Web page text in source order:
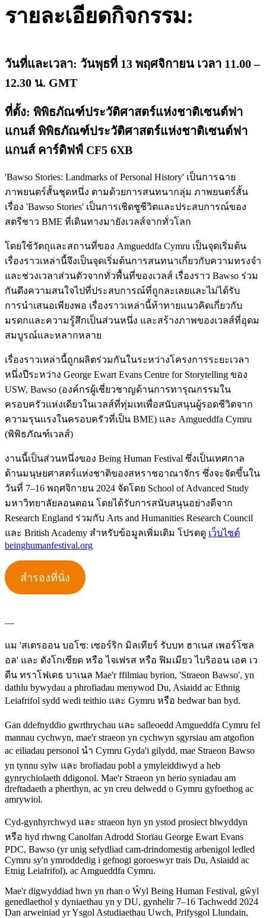
รายละเอียดกิจกรรม:
วันที่และเวลา: วันพุธที่ 13 พฤศจิกายน เวลา 11.00 –
12.30 น. GMT
ที่ตั้ง: พิพิธภัณฑ์ประวัติศาสตร์แห่งชาติเซนต์ฟา
แกนส์ พิพิธภัณฑ์ประวัติศาสตร์แห่งชาติเซนต์ฟา
แกนส์ คาร์ดิฟฟ์ CF5 6XB
'Bawso Stories: Landmarks of Personal History' เป็นการฉาย
ภาพยนตร์สั้นชุดหนึ่ง ตามด้วยการสนทนากลุ่ม ภาพยนตร์สั้น
เรื่อง 'Bawso Stories' เป็นการเชิดชูชีวิตและประสบการณ์ของ
สตรีชาว BME ที่เดินทางมายังเวลส์จากทั่วโลก
โดยใช้วัตถุและสถานที่ของ Amgueddfa Cymru เป็นจุดเริ่มต้น
เรื่องราวเหล่านี้จึงเป็นจุดเริ่มต้นการสนทนาเกี่ยวกับความทรงจำ
และช่วงเวลาส่วนตัวจากทั่วพื้นที่ของเวลส์ เรื่องราว Bawso ร่วม
กันดึงความสนใจไปที่ประสบการณ์ที่ถูกละเลยและไม่ได้รับ
การนำเสนอเพียงพอ เรื่องราวเหล่านี้ท้าทายแนวคิดเกี่ยวกับ
มรดกและความรู้สึกเป็นส่วนหนึ่ง และสร้างภาพของเวลส์ที่อุดม
สมบูรณ์และหลากหลาย
เรื่องราวเหล่านี้ถูกผลิตร่วมกันในระหว่างโครงการระยะเวลา
หนึ่งปีระหว่าง George Ewart Evans Centre for Storytelling ของ
USW, Bawso (องค์กรผู้เชี่ยวชาญด้านการทารุณกรรมใน
ครอบครัวแห่งเดียวในเวลส์ที่ทุ่มเทเพื่อสนับสนุนผู้รอดชีวิตจาก
ความรุนแรงในครอบครัวที่เป็น BME) และ Amgueddfa Cymru
(พิพิธภัณฑ์เวลส์)
งานนี้เป็นส่วนหนึ่งของ Being Human Festival ซึ่งเป็นเทศกาล
ด้านมนุษยศาสตร์แห่งชาติของสหราชอาณาจักร ซึ่งจะจัดขึ้นใน
วันที่ 7–16 พฤศจิกายน 2024 จัดโดย School of Advanced Study
มหาวิทยาลัยลอนดอน โดยได้รับการสนับสนุนอย่างดีจาก
Research England ร่วมกับ Arts and Humanities Research Council
และ British Academy สำหรับข้อมูลเพิ่มเติม โปรดดู เว็บไซต์
beinghumanfestival.org
สำรองที่นั่ง
—
แม 'สเตรออน บอโซ: เซอร์ริก มิลเทียร์ รับบท ฮาเนส เพอร์โซล
อล' และ ดังโกเซียด หรือ ไจเฟรส หรือ ฟิมเมียว ไบริออน เอค เว
ดีน ทราโฟเดธ บาเนล Mae'r ffilmiau byrion, 'Straeon Bawso', yn
dathlu bywydau a phrofiadau menywod Du, Asiaidd ac Ethnig
Leiafrifol sydd wedi teithio และ Gymru หรือ bedwar ban byd.
Gan ddefnyddio gwrthrychau และ safleoedd Amgueddfa Cymru fel
mannau cychwyn, mae'r straeon yn cychwyn sgyrsiau am atgofion
ac eiliadau personol นำ Cymru Gyda'i gilydd, mae Straeon Bawso
yn tynnu sylw และ brofiadau pobl a ymyleiddiwyd a heb
gynrychiolaeth ddigonol. Mae'r Straeon yn herio syniadau am
dreftadaeth a pherthyn, ac yn creu delwedd o Gymru gyfoethog ac
amrywiol.
Cyd-gynhyrchwyd และ straeon hyn yn ystod prosiect blwyddyn
หรือ hyd rhwng Canolfan Adrodd Storïau George Ewart Evans
PDC, Bawso (yr unig sefydliad cam-drindomestig arbenigol ledled
Cymru sy'n ymroddedig i gefnogi goroeswyr trais Du, Asiaidd ac
Etnig Leiafrifol), ac Amgueddfa Cymru.
Mae'r digwyddiad hwn yn rhan o Ŵyl Being Human Festival, gŵyl
genedlaethol y dyniaethau yn y DU, gynhelir 7–16 Tachwedd 2024
Dan arweiniad yr Ysgol Astudiaethau Uwch, Prifysgol Llundain,